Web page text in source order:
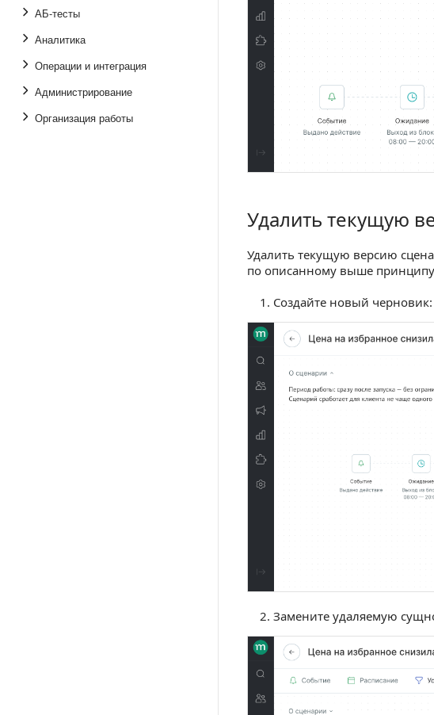
АБ-тесты
Аналитика
Операции и интеграция
Администрирование
Организация работы
Удалить текущую версию
Удалить текущую
Удалить текущую версию
по описанному выше
Создайте новый черновик:
Замените удаляемую